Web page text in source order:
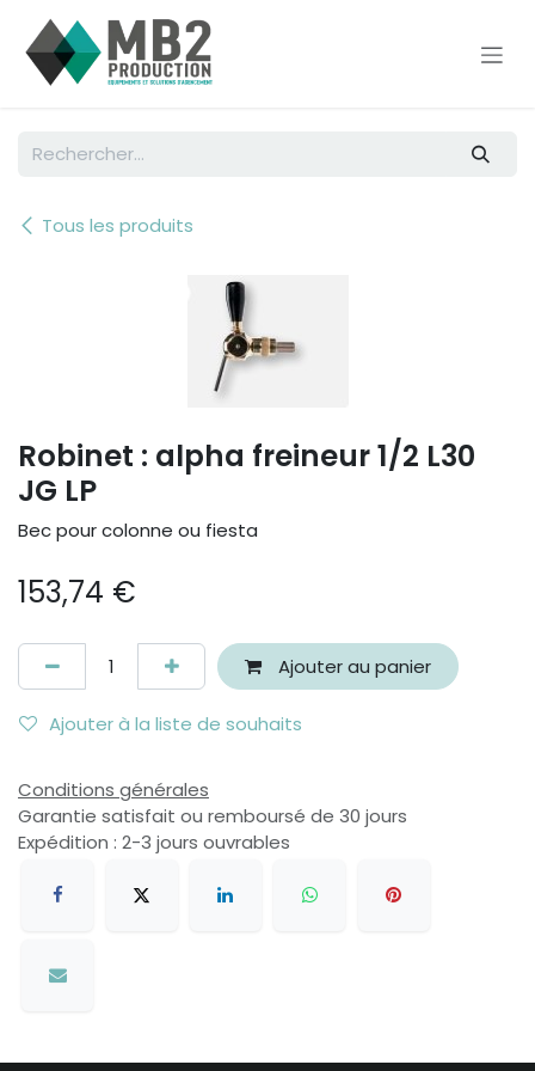
Tous les produits
Robinet : alpha freineur 1/2 L30
JG LP
Bec pour colonne ou fiesta
153,74 €
Ajouter au panier
Ajouter à la liste de souhaits
Conditions générales
Garantie satisfait ou remboursé de 30 jours
Expédition : 2-3 jours ouvrables